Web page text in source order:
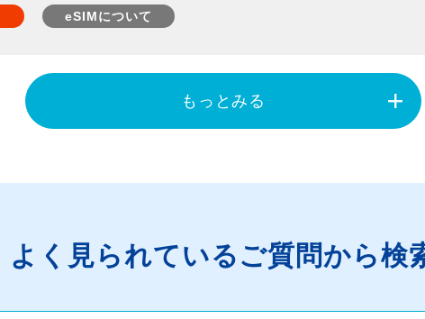
eSIMについて
もっとみる
よく⾒られているご質問から検